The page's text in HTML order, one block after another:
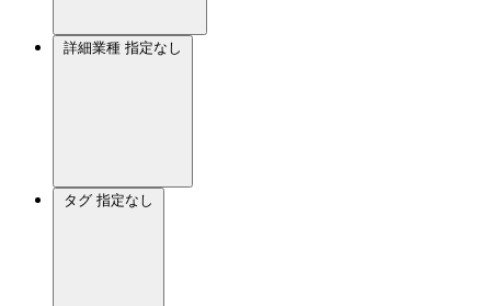
詳細業種 指定なし
タグ 指定なし